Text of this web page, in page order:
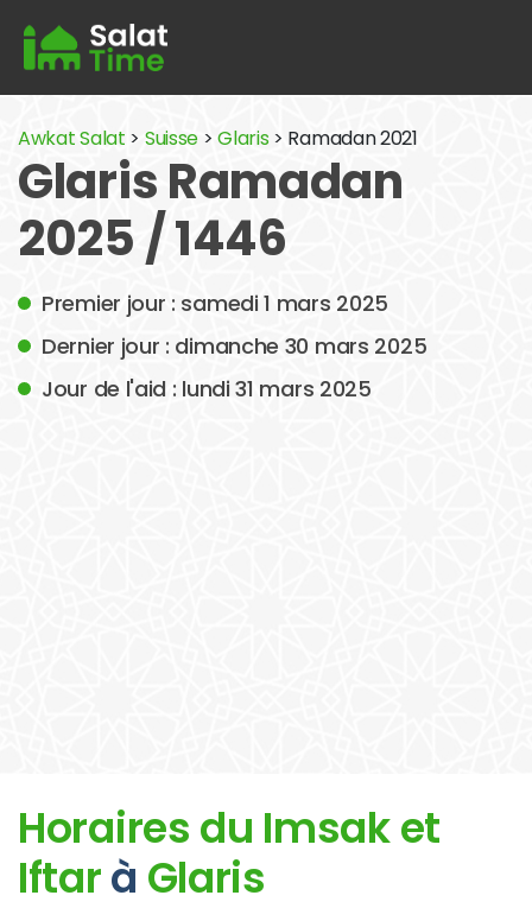
Awkat Salat > Suisse >Glaris > Ramadan 2021
Glaris Ramadan
2025 / 1446
Premier jour : samedi 1 mars 2025
Dernier jour : dimanche 30 mars 2025
Jour de l'aid : lundi 31 mars 2025
Horaires du Imsak et
Iftarà Glaris